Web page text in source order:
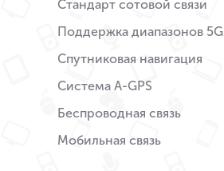
Стандарт сотовой связи
Поддержка диапазонов 5G
Спутниковая навигация
Система A-GPS
Беспроводная связь
Мобильная связь